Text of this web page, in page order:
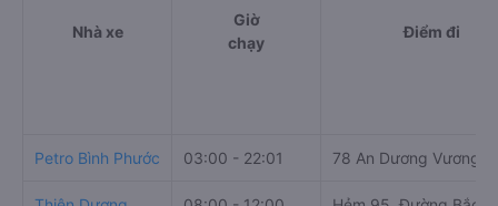
Nhà xe
Giờ
chạy
Điểm đi
Petro Bình Phước 03:00 - 22:01 78 An Dương Vương